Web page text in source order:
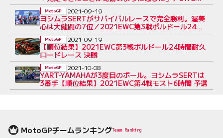
ルドール24時間
ヨシムラSERTがサバイバルレースで完全勝利。渥美
心は大健闘の7位／2021EWC第3戦ボルドール24時
間
MotoGP 2021-09-19
【順位結果】2021EWC第3戦ボルドール24時間耐久
ロードレース 決勝
MotoGP 2021-09-19
YART-YAMAHAが3度目のポール。ヨシムラSERTは
3番手【順位結果】2021EWC第4戦モスト6時間 予選
MotoGP 2021-10-08
MotoGPチームランキングTeam Ranking